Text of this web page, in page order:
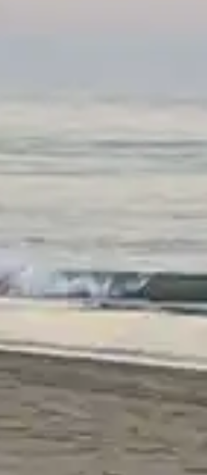
3,50€ DI
>
accumuli ulteriori
ricevere uno
nella pagina